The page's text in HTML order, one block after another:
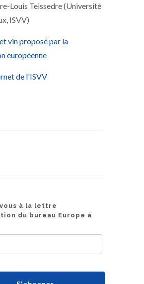
Louis Teissedre (Université
ISVV)
vin proposé par la
européenne
de l'ISVV
à la lettre
du bureau Europe à